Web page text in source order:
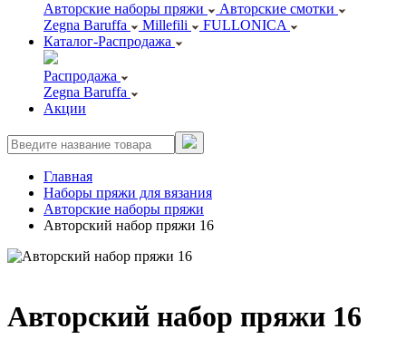
Авторские наборы пряжи
Авторские смотки
Zegna Baruffa
Millefili
FULLONICA
Каталог-Распродажа
Распродажа
Zegna Baruffa
Акции
Главная
Наборы пряжи для вязания
Авторские наборы пряжи
Авторский набор пряжи 16
Авторский набор пряжи 16